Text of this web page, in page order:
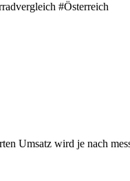
#Österreich
Umsatz wird je nach